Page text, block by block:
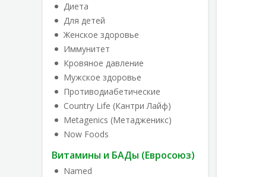
Диета
Для детей
Женское здоровье
Иммунитет
Кровяное давление
Мужское здоровье
Противодиабетические
Country Life (Кантри Лайф)
Metagenics (Метадженикс)
Now Foods
Витамины и БАДы (Евросоюз)
Named